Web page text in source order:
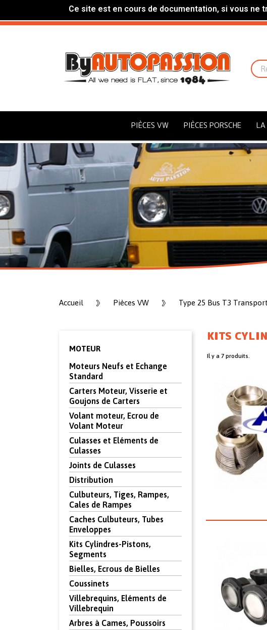
Ce site est en cours de documentation, si vous ne
PIÈCES VW PIÈCES PORSCHE LA
Accueil Pièces VW Type 25 Bus T3
MOTEUR
Moteurs Neufs et Echange
Standard
Carters Moteur, Visserie et
Goujons de Carters
Volant moteur, Ecrou de
Volant Moteur
Culasses et Eléments de
Culasses
Joints de Culasses
Distribution
Culbuteurs, Tiges, Rampes,
Cales de Rampes
Caches Culbuteurs, Tubes
Enveloppes
Kits Cylindres-Pistons,
Segments
Bielles, Ecrous de Bielles
Coussinets
Villebrequins, Eléments de
Villebrequin
Arbres à Cames, Poussoirs
KITS
Il y a 7 produits.